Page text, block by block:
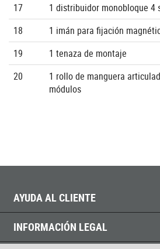
17
1 distribuidor monobloque 4
18
1 imán para fijación
19
1 tenaza de montaje
20
1 rollo de manguera
módulos
AYUDA AL CLIENTE
INFORMACIÓN LEGAL